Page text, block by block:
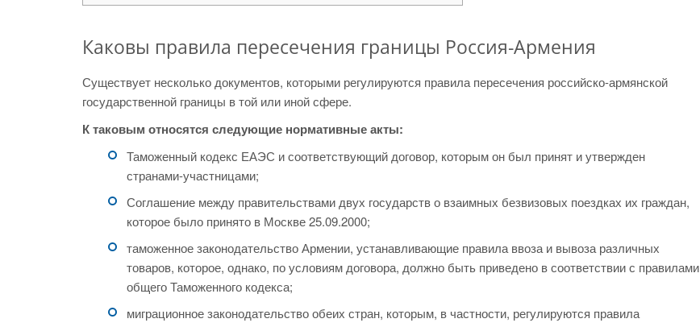
Каковы правила пересечения границы Россия-Армения
Существует несколько документов, которыми регулируются правила пересечения российско-армянской
государственной границы в той или иной сфере.
К таковым относятся следующие нормативные акты:
Таможенный кодекс ЕАЭС и соответствующий договор, которым он был принят и утвержден
странами-участницами;
Соглашение между правительствами двух государств о взаимных безвизовых поездках их граждан,
которое было принято в Москве 25.09.2000;
таможенное законодательство Армении, устанавливающие правила ввоза и вывоза различных
товаров, которое, однако, по условиям договора, должно быть приведено в соответствии с правилами
общего Таможенного кодекса;
миграционное законодательство обеих стран, которым, в частности, регулируются правила